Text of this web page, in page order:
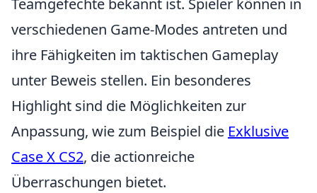
Teamgefechte bekannt ist. Spieler können in
verschiedenen Game-Modes antreten und
ihre Fähigkeiten im taktischen Gameplay
unter Beweis stellen. Ein besonderes
Highlight sind die Möglichkeiten zur
Anpassung, wie zum Beispiel die Exklusive
Case X CS2, die actionreiche
Überraschungen bietet.